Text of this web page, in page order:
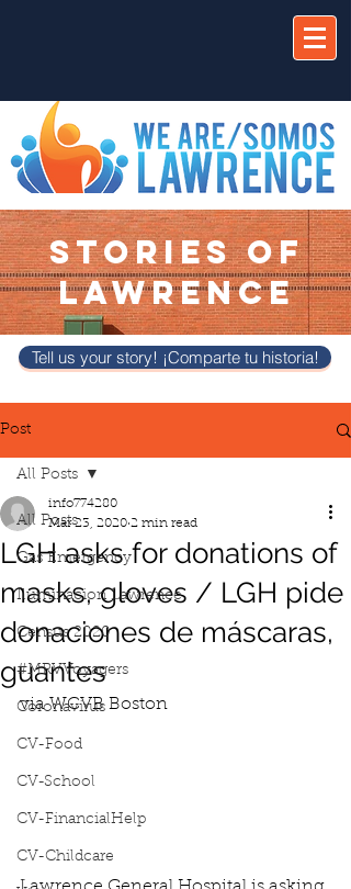
STORIES OF
LAWRENCE
Tell us your story! ¡Comparte tu historia!
Post
All Posts
Gas Emergency
Iluminacion Lawrence
Census 2020
#MRVVoyagers
Coronavirus
CV-Food
CV-School
CV-FinancialHelp
CV-Childcare
All Posts
LGH asks for donations of
masks, gloves / LGH pide
donaciones de máscaras,
guantes
info774280
Mar 23, 2020 2 min read
via WCVB Boston